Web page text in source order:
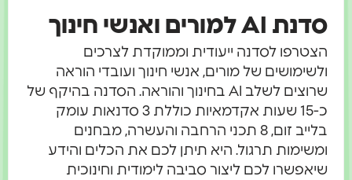
סדנת AI למורים ואנשי חינוך
הצטרפו לסדנה ייעודית וממוקדת לצרכים
ולשימושים של מורים, אנשי חינוך ועובדי הוראה
שרוצים לשלב AI בחינוך והוראה. הסדנה בהיקף של
כ-15 שעות אקדמאיות כוללת 3 סדנאות עומק
בלייב זום, 8 תכני הרחבה והעשרה, מבחנים
ומשימות תרגול. היא תיתן לכם את הכלים והידע
שיאפשרו לכם ליצור סביבה לימודית וחינוכית